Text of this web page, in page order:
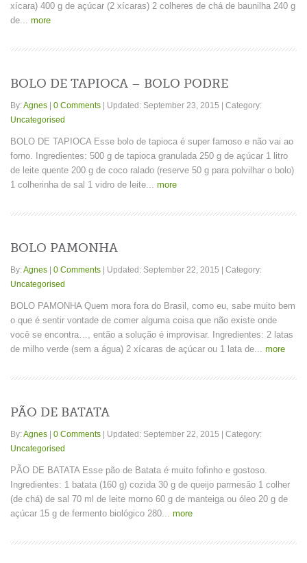
xícara) 400 g de açúcar (2 xícaras) 2 colheres de chá de baunilha 240 g
de...more
BOLO DE TAPIOCA – BOLO PODRE
By:Agnes 0 Comments Updated: September 23, 2015
Category:
Uncategorised
BOLO DE TAPIOCA Esse bolo de tapioca é super famoso e não vai ao
forno. Ingredientes: 500 g de tapioca granulada 250 g de açúcar 1 litro
de leite quente 200 g de coco ralado (reserve 50 g para polvilhar o bolo)
1 colherinha de sal 1 vidro de leite...more
BOLO PAMONHA
By:Agnes 0 Comments Updated: September 22, 2015
Category:
Uncategorised
BOLO PAMONHA Quem mora fora do Brasil, como eu, sabe muito bem
o que é sentir vontade de comer alguma coisa que não existe onde
você se encontra…, então a solução é improvisar. Ingredientes: 2 latas
de milho verde (sem a água) 2 xícaras de açúcar ou 1 lata de...more
PÃO DE BATATA
By:Agnes 0 Comments Updated: September 22, 2015
Category:
Uncategorised
PÃO DE BATATA Esse pão de Batata é muito fofinho e gostoso.
Ingredientes: 1 batata (160 g) cozida 30 g de queijo parmesão 1 colher
(de chá) de sal 70 ml de leite morno 60 g de manteiga ou óleo 20 g de
açúcar 15 g de fermento biológico 280...more